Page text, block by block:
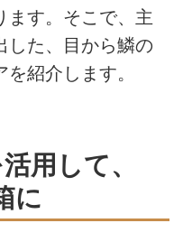
ます。そこで、主
した、目から鱗の
紹介します。
用して、
に